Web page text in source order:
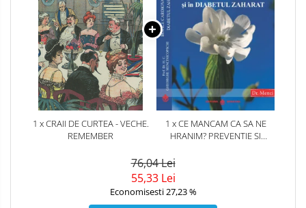
1 x CRAII DE CURTEA - VECHE.
REMEMBER
1 x CE MANCAM CA SA NE
HRANIM? PREVENTIE SI
CARDIOVASCULARE SI IN
76,04 Lei
55,33 Lei
Economisesti 27,23 %